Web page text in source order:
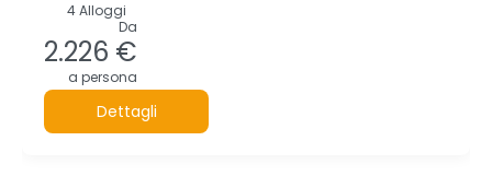
4 Alloggi
Da
2.226 €
a persona
Dettagli